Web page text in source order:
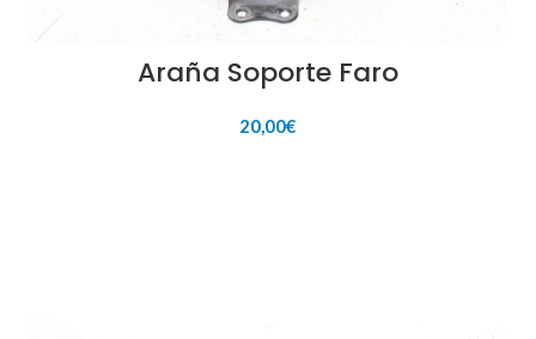
Araña Soporte Faro
20,00€